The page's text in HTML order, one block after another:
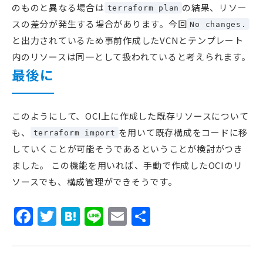
のものと異なる場合は terraform plan の結果、リソー
スの差分が発生する場合があります。今回 No changes.
と出力されているため事前作成したVCNとテンプレート
内のリソースは同一として扱われていると考えられます。
最後に
このようにして、OCI上に作成した既存リソースについて
も、
terraform import を用いて既存構成をコードに移
していくことが可能そうであるということが検討がつき
ました。 この機能を用いれば、手動で作成したOCIのリ
ソースでも、構成管理ができそうです。
Facebook
Twitter
Hatena
LineEmail